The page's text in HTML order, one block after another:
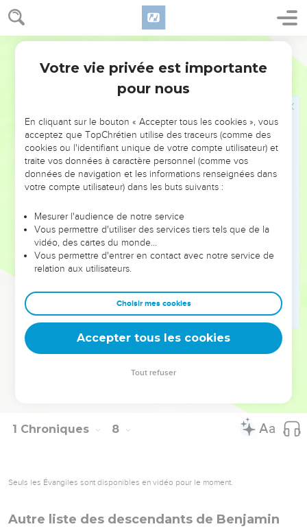
1 Chroniques 7
30 Fils d’Asser : Imna, Icheva, Ichevi et Beria ; leur sœur était
Séra.
Fils de Beria : Héber et Malkiel ; Malkiel fut le fondateur de
Birzaïth.
Héber fut le père de Yafleth, Chémer et Hotam, ainsi que
Fils de Yafleth : Passak, Bimal et Assevath.
Fils de Chémer : Ahi, Roga, Houbba et Aram.
Fils de Hotam, son frère : Sofa, Imna, Chélech et Amal.
Fils de Sofa : Soua, Harnéfer, Choual, Béri, Imra,
Besser, Hod, Chamma, Chilecha, Itran et Beéra.
Fils d’Itran : Yefounné, Pichepa et Éra.
Fils d’Oulla : Ara, Hanniel et Rissia.
40
Tous ces gens-là étaient des descendants d’Asser. Ils
étaient d’excellents chefs de familles, des hommes de valeur
et des dirigeants remarquables. Selon le registre des
hommes aptes à combattre, la tribu pouvait fournir 26 000
hommes.
© Société biblique française – Bibli’O, 1997, avec autorisation. Pour vous procurer
1 Chroniques 8
Seuls les Évangiles sont disponibles en vidéo pour le moment.
Autre liste des descendants de Benjamin
Votre vie privée est importante
pour nous
En cliquant sur le bouton « Accepter tous les cookies », vous
acceptez que TopChrétien utilise des traceurs (comme des
cookies ou l'identifiant unique de votre compte utilisateur) et
traite vos données à caractère personnel (comme vos
données de navigation et les informations renseignées dans
votre compte utilisateur) dans les buts suivants :
Mesurer l'audience de notre service
Vous permettre d'utiliser des services tiers tels que de la
vidéo, des cartes du monde…
Vous permettre d'entrer en contact avec notre service de
relation aux utilisateurs.
Choisir mes cookies
Accepter tous les cookies
Tout refuser